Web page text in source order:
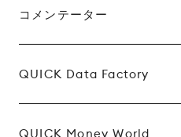
コメンテーター
QUICK Data Factory
QUICK Money World